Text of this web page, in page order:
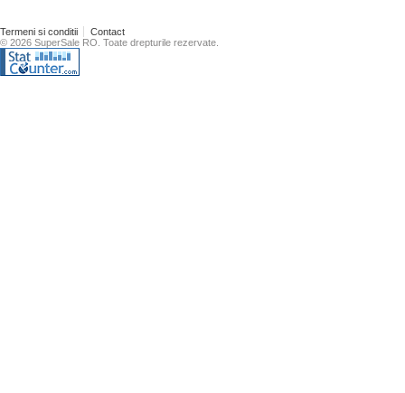
Termeni si conditii
Contact
© 2026 SuperSale RO. Toate drepturile rezervate.